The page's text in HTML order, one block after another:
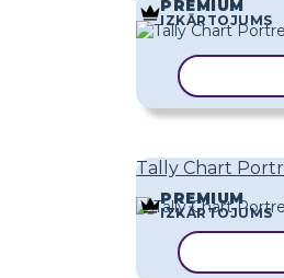
PREMIUM
IZKĀRTOJUMS
Tally Chart
PREMIUM
IZKĀRTOJUMS